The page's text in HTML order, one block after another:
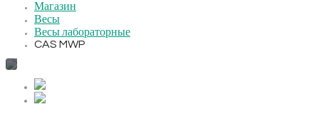
Магазин
Весы
Весы лабораторные
CAS MWP